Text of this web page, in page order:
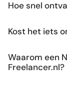
Hoe snel
Kost het iets
Waarom een
Freelancer.nl?